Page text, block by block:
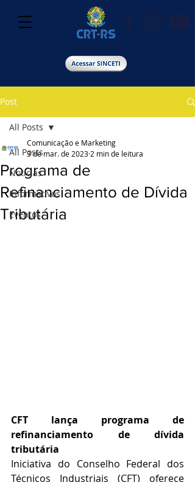
Post
All Posts
Notícias
Informativos
Eventos
All Posts
Programa de
Refinanciamento de Dívida
Tributária
Comunicação e Marketing
3 de mar. de 2023 2 min de leitura
CFT lança programa de
refinanciamento de dívida
tributária
Iniciativa do Conselho Federal dos
Técnicos Industriais (CFT) oferece